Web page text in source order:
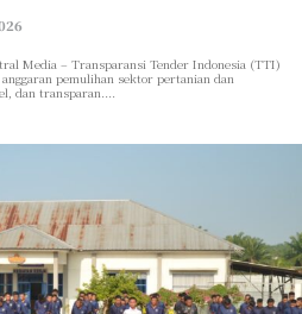
Media – Transparansi Tender Indonesia (TTI)
pemulihan sektor pertanian dan
dan transparan....